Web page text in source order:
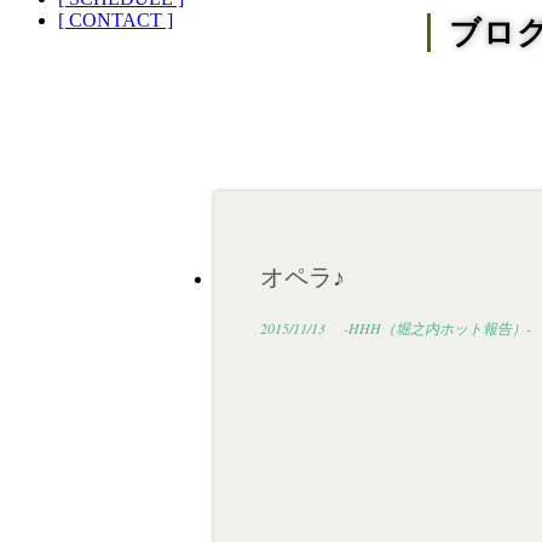
[ CONTACT ]
ブロ
オペラ♪
2015/11/13 -HHH（堀之内ホット報告）-